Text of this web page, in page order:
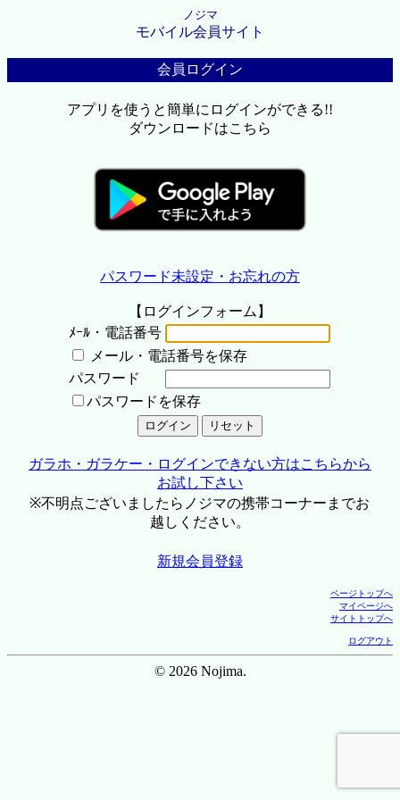
ノジマ
モバイル会員サイト
会員ログイン
アプリを使うと簡単にログインができる!!
ダウンロードはこちら
パスワード未設定・お忘れの方
【ログインフォーム】
ﾒｰﾙ・電話番号
メール・電話番号を保存
パスワード
パスワードを保存
ガラホ・ガラケー・ログインできない方はこちらから
お試し下さい
※不明点ございましたらノジマの携帯コーナーまでお
越しください。
新規会員登録
ページトップへ
マイページへ
サイトトップへ
ログアウト
© 2026 Nojima.